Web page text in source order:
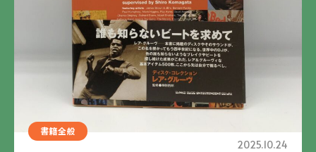
書籍全般
2025.10.24